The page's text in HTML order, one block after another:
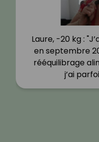
Laure, -20 kg :
en septembre
rééquilibrage
j’ai